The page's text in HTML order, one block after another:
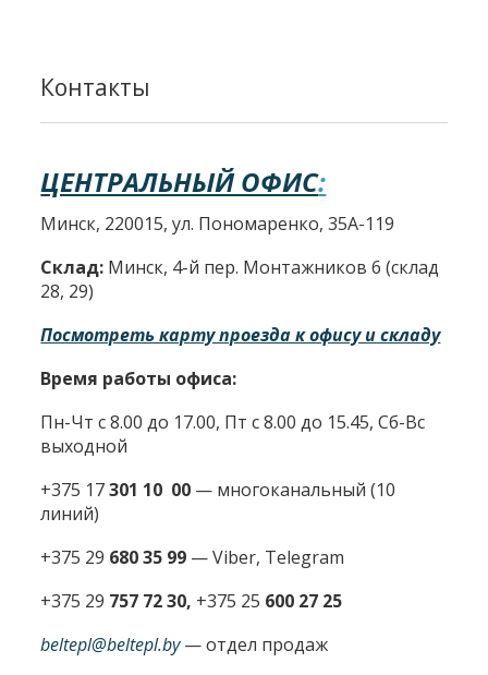
Контакты
ЦЕНТРАЛЬНЫЙ ОФИС:
Минск, 220015, ул. Пономаренко, 35А-119
Склад: Минск, 4-й пер. Монтажников 6 (склад
28, 29)
Посмотреть карту проезда к офису и складу
Время работы офиса:
Пн-Чт с 8.00 до 17.00, Пт с 8.00 до 15.45, Сб-Вс
выходной
+375 17301 10 00 — многоканальный (10
линий)
+375 29 680 35 99 — Viber, Telegram
+375 29 757 72 30, +375 25 600 27 25
beltepl@beltepl.by— отдел продаж